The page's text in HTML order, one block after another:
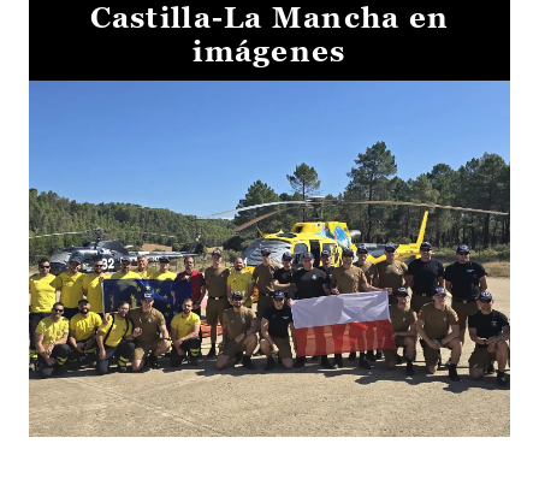
Castilla-La Mancha en
imágenes